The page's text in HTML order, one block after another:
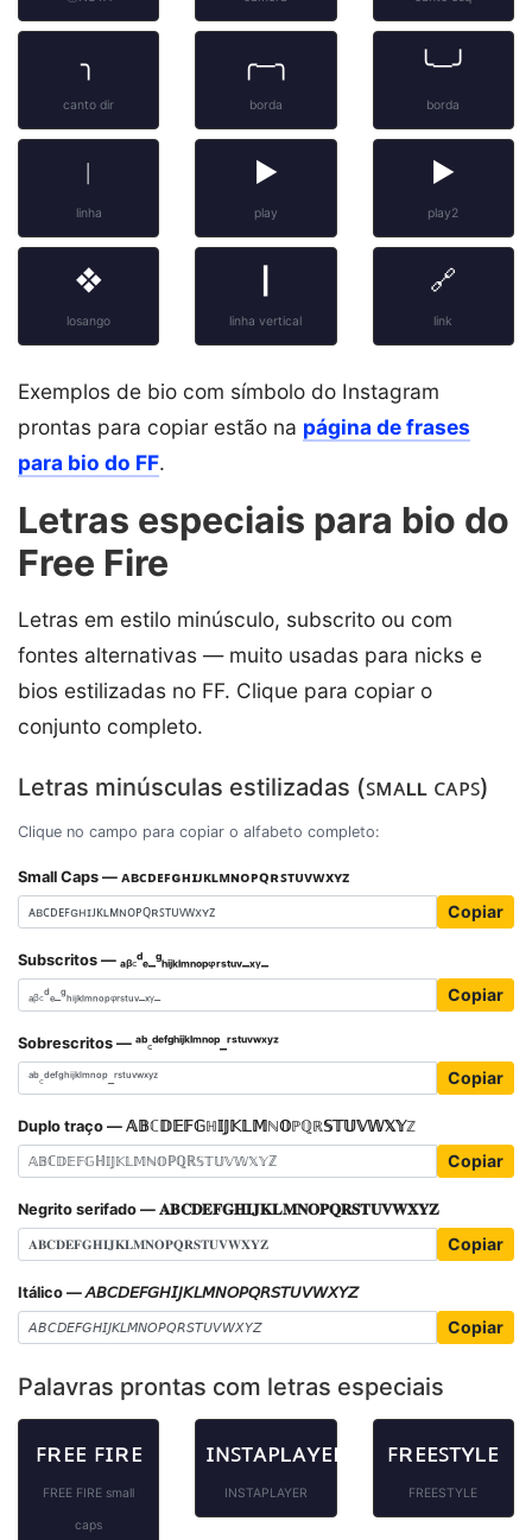
╮
canto dir
╭─╮
borda
╰─╯
borda
︱
linha
▶
play
►
play2
❖
losango linha vertical
🔗
link
Exemplos de bio com símbolo do Instagram
prontas para copiar estão na página de frases
para bio do FF.
Letras especiais para bio do
Free Fire
Letras em estilo minúsculo, subscrito ou com
fontes alternativas — muito usadas para nicks e
bios estilizadas no FF. Clique para copiar o
conjunto completo.
Letras minúsculas estilizadas (ꜱᴍᴀʟʟ ᴄᴀᴘꜱ)
Clique no campo para copiar o alfabeto completo:
Small Caps — ᴀʙᴄᴅᴇꜰɢʜɪᴊᴋʟᴍɴᴏᴘꞯʀꜱᴛᴜᴠᴡxʏᴢ
Copiar
Subscritos — ₐᵦ꜀ᵈₑ_ᵍₕᵢⱼₖₗₘₙₒₚᵩᵣₛₜᵤᵥ_ₓᵧ_
Copiar
Sobrescritos — ᵃᵇ꜀ᵈᵉᶠᵍʰⁱʲᵏˡᵐⁿᵒᵖ_ʳˢᵗᵘᵛʷˣʸᶻ
Copiar
Duplo traço — 𝔸𝔹ℂ𝔻𝔼𝔽𝔾ℍ𝕀𝕁𝕂𝕃𝕄ℕ𝕆ℙℚℝ𝕊𝕋𝕌𝕍𝕎𝕏𝕐ℤ
Copiar
Negrito serifado — 𝐀𝐁𝐂𝐃𝐄𝐅𝐆𝐇𝐈𝐉𝐊𝐋𝐌𝐍𝐎𝐏𝐐𝐑𝐒𝐓𝐔𝐕𝐖𝐗𝐘𝐙
Copiar
Itálico — 𝘈𝘉𝘊𝘋𝘌𝘍𝘎𝘏𝘐𝘑𝘒𝘓𝘔𝘕𝘖𝘗𝘘𝘙𝘚𝘛𝘜𝘝𝘞𝘟𝘠𝘡
Copiar
Palavras prontas com letras especiais
ꜰʀᴇᴇ ꜰɪʀᴇ
FREE FIRE small
caps
ɪɴꜱᴛᴀᴘʟᴀʏᴇʀ
INSTAPLAYER
ꜰʀᴇᴇꜱᴛʏʟᴇ
FREESTYLE